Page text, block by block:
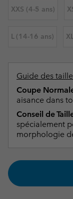
XXS (4-5 ans)
L (14-16 ans)
Guide des
Coupe
aisance dans
Conseil de
spécialement
morphologie